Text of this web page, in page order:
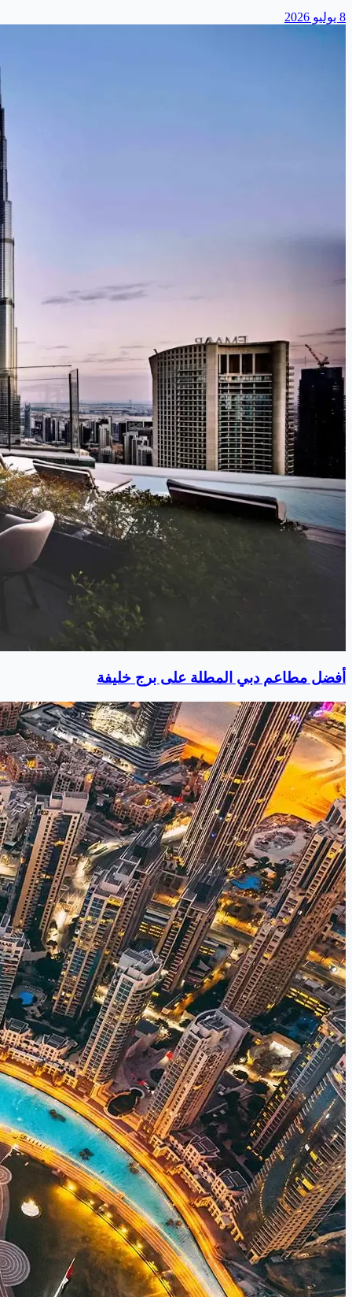
8 يوليو 2026
أفضل مطاعم دبي المطلة على برج خليفة